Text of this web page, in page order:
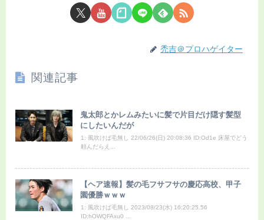
禿吉＠プロハゲイター
関連記事
鬼太郎とかレムみたいに髪で片目だけ隠す髪型
にしたいんだが
1: 風吹けば毛無し 22/06/26(日) 20:08:36 ID:Od1e 床屋でどう
頼んだらえ...
【ヘア速報】髪の毛フサフサの慶応高校、甲子
園優勝ｗｗｗ
1: 風吹けば毛無し 2023/08/23(水) 16:20:25.56
ID:hOWQFAxu0 ...